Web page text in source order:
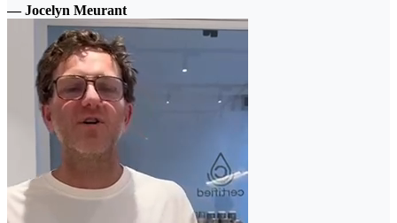
— Jocelyn Meurant